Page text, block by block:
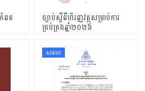
ពត ច្បាប់ស្តីពីហិរញ្ញវត្ថុសម្រាប់ការ
គ្រប់គ្រងឆ្នាំ២០២៦
សារាចរ